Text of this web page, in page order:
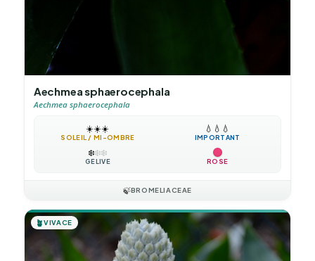
Aechmea sphaerocephala
Aechmea sphaerocephala
☀️☀️☀️
SOLEIL / MI-OMBRE
💧 💧 💧
IMPORTANT
❄️❄️❄️
GÉLIVE ROSE
🍃BROMELIACEAE
🪴VIVACE